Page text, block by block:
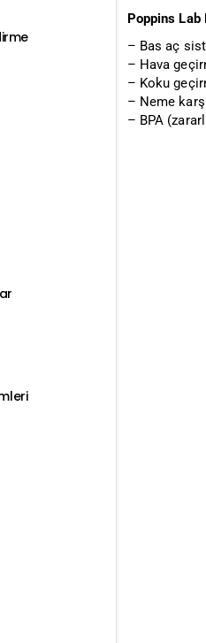
Poppins Lab
– Bas aç
– Hava
– Koku
– Neme
– BPA